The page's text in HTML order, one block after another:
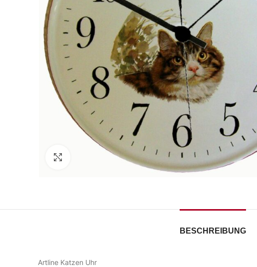
Zum Vergrößern klicken
BESCHREIBUNG
Artline Katzen Uhr